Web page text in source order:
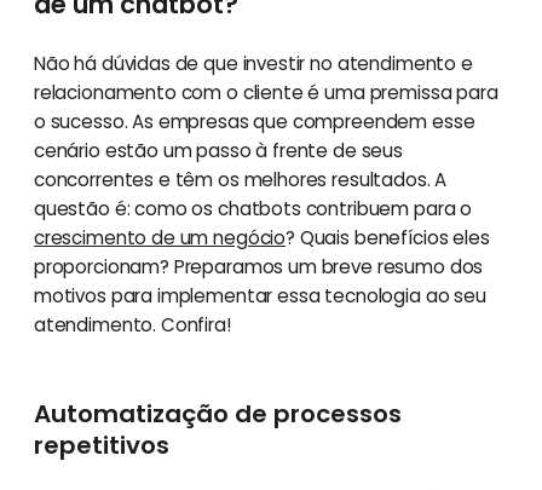
Não há dúvidas de que investir no atendimento e
relacionamento com o cliente é uma premissa para
o sucesso. As empresas que compreendem esse
cenário estão um passo à frente de seus
concorrentes e têm os melhores resultados. A
questão é: como os chatbots contribuem para o
crescimento de um negócio? Quais benefícios eles
proporcionam? Preparamos um breve resumo dos
motivos para implementar essa tecnologia ao seu
atendimento. Confira!
Automatização de processos
repetitivos